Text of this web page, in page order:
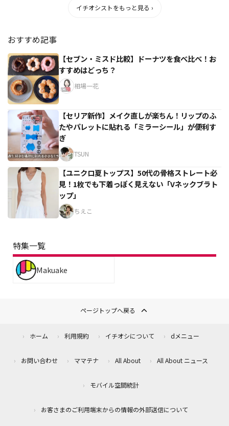
イチオシストをもっと見る ›
おすすめ記事
【セブン・ミスド比較】ドーナツを食べ比べ！お
すすめはどっち？
相場一花
【セリア新作】メイク直しが楽ちん！リップのふ
たやパレットに貼れる「ミラーシール」が便利す
ぎ
TSUN
【ユニクロ夏トップス】50代の骨格ストレート必
見！1枚でも下着っぽく見えない「Vネックブラト
ップ」
ちえこ
特集一覧
Makuake
ページトップへ戻る
ホーム 利用規約 イチオシについて dメニュー
お問い合わせ ママテナ All About All About ニュース
モバイル空間統計
お客さまのご利用端末からの情報の外部送信について